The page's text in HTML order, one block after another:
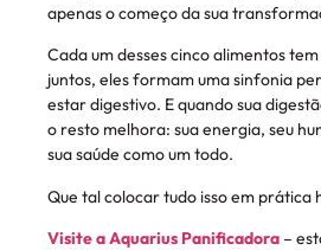
apenas o começo da sua
Cada um desses cinco alimentos
juntos, eles formam uma sinfonia
estar digestivo. E quando sua
o resto melhora: sua energia, seu
sua saúde como um todo.
Que tal colocar tudo isso em prática
Visite a Aquarius Panificadora –